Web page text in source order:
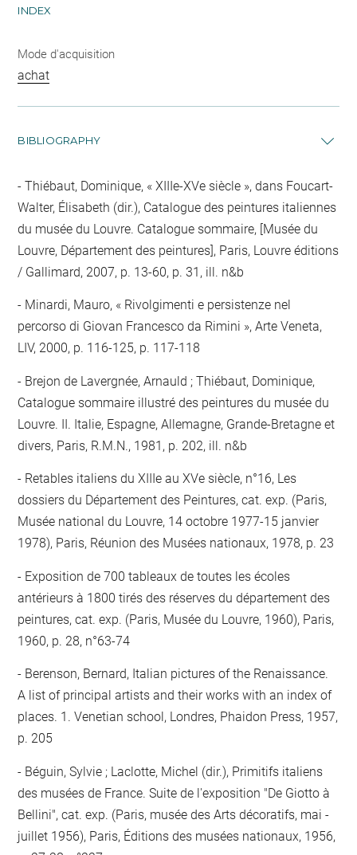
INDEX
Mode d'acquisition
achat
BIBLIOGRAPHY
Thiébaut, Dominique, « XIIIe-XVe siècle », dans Foucart-
Walter, Élisabeth (dir.), Catalogue des peintures italiennes
du musée du Louvre. Catalogue sommaire, [Musée du
Louvre, Département des peintures], Paris, Louvre éditions
/ Gallimard, 2007, p. 13-60, p. 31, ill. n&b
Minardi, Mauro, « Rivolgimenti e persistenze nel
percorso di Giovan Francesco da Rimini », Arte Veneta,
LIV, 2000, p. 116-125, p. 117-118
Brejon de Lavergnée, Arnauld ; Thiébaut, Dominique,
Catalogue sommaire illustré des peintures du musée du
Louvre. II. Italie, Espagne, Allemagne, Grande-Bretagne et
divers, Paris, R.M.N., 1981, p. 202, ill. n&b
Retables italiens du XIIIe au XVe siècle, n°16, Les
dossiers du Département des Peintures, cat. exp. (Paris,
Musée national du Louvre, 14 octobre 1977-15 janvier
1978), Paris, Réunion des Musées nationaux, 1978, p. 23
Exposition de 700 tableaux de toutes les écoles
antérieurs à 1800 tirés des réserves du département des
peintures, cat. exp. (Paris, Musée du Louvre, 1960), Paris,
1960, p. 28, n°63-74
Berenson, Bernard, Italian pictures of the Renaissance.
A list of principal artists and their works with an index of
places. 1. Venetian school, Londres, Phaidon Press, 1957,
p. 205
Béguin, Sylvie ; Laclotte, Michel (dir.), Primitifs italiens
des musées de France. Suite de l'exposition "De Giotto à
Bellini", cat. exp. (Paris, musée des Arts décoratifs, mai -
juillet 1956), Paris, Éditions des musées nationaux, 1956,